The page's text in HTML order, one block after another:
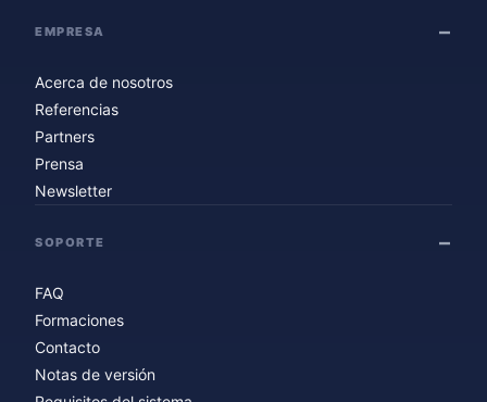
EMPRESA
Acerca de nosotros
Referencias
Partners
Prensa
Newsletter
SOPORTE
FAQ
Formaciones
Contacto
Notas de versión